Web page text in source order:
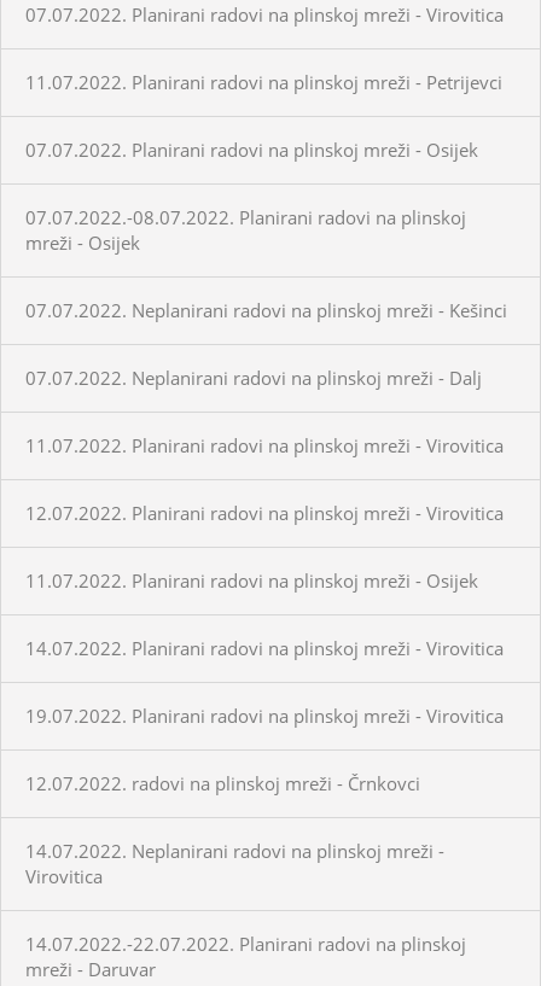
07.07.2022. Planirani radovi na plinskoj mreži - Virovitica
11.07.2022. Planirani radovi na plinskoj mreži - Petrijevci
07.07.2022. Planirani radovi na plinskoj mreži - Osijek
07.07.2022.-08.07.2022. Planirani radovi na plinskoj
mreži - Osijek
07.07.2022. Neplanirani radovi na plinskoj mreži - Kešinci
07.07.2022. Neplanirani radovi na plinskoj mreži - Dalj
11.07.2022. Planirani radovi na plinskoj mreži - Virovitica
12.07.2022. Planirani radovi na plinskoj mreži - Virovitica
11.07.2022. Planirani radovi na plinskoj mreži - Osijek
14.07.2022. Planirani radovi na plinskoj mreži - Virovitica
19.07.2022. Planirani radovi na plinskoj mreži - Virovitica
12.07.2022. radovi na plinskoj mreži - Črnkovci
14.07.2022. Neplanirani radovi na plinskoj mreži -
Virovitica
14.07.2022.-22.07.2022. Planirani radovi na plinskoj
mreži - Daruvar